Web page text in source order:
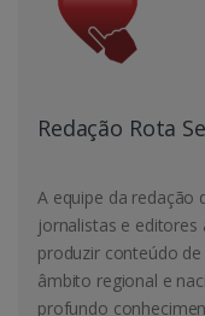
Redação Rota
A equipe da redação
jornalistas e editores
produzir conteúdo
âmbito regional e
profundo